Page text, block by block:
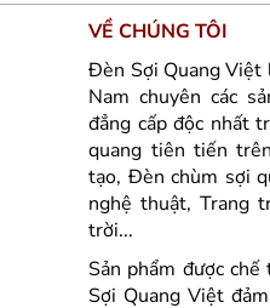
VỀ CHÚNG TÔI
Đèn Sợi Quang Việt
Nam chuyên các
đẳng cấp độc nhất
quang tiên tiến
tạo, Đèn chùm sợi
nghệ thuật, Trang
trời...
Sản phẩm được
Sợi Quang Việt